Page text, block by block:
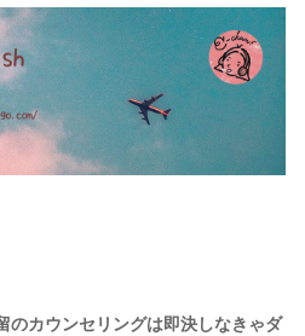
のカウンセリングは即決しなきゃダ